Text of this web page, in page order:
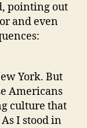
pointing out
and even
York. But
Americans
culture that
I stood in